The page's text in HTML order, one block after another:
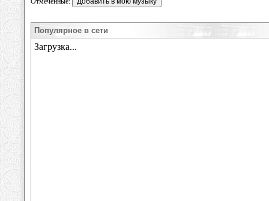
Популярное в сети